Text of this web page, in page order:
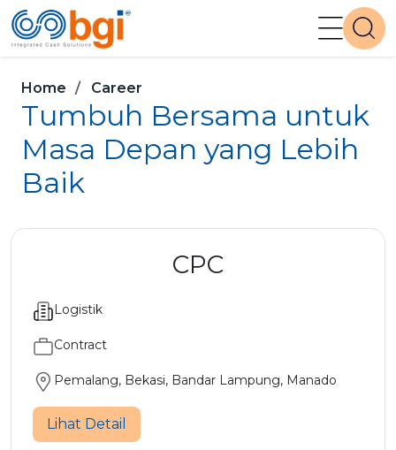
Home Career
Tumbuh Bersama untuk
Masa Depan yang Lebih
Baik
CPC
Logistik
Contract
Pemalang, Bekasi, Bandar Lampung, Manado
Lihat Detail